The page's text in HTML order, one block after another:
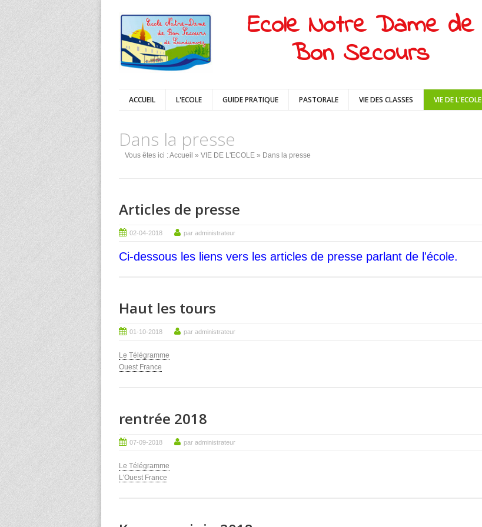
Ecole Notre Dame de
Bon Secours
ACCUEIL L'ECOLE GUIDE PRATIQUE PASTORALE VIE DES CLASSES VIE DE L'ECOLE
Dans la presse
Vous êtes ici :Accueil » VIE DE L'ECOLE » Dans la presse
Articles de presse
02-04-2018 par administrateur
Ci-dessous les liens vers les articles de presse parlant de l'école.
Haut les tours
01-10-2018 par administrateur
Le Télégramme
Ouest France
rentrée 2018
07-09-2018 par administrateur
Le Télégramme
L'Ouest France